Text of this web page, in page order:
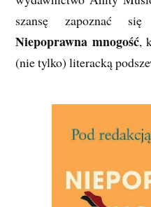
szansę zapoznać
Niepoprawna mnogość,
(nie tylko) literacką